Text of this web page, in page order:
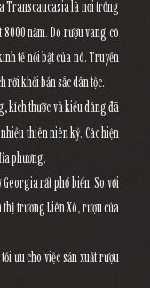
Transcaucasia là nơi trồng
năm. Do rượu vang có
tế nổi bật của nó. Truyền
rời khỏi bản sắc dân tộc.
kích thước và kiểu dáng đã
thiên niên kỷ. Các hiện
phương.
rất phổ biến. So với
trường Liên Xô, rượu của
ưu cho việc sản xuất rượu